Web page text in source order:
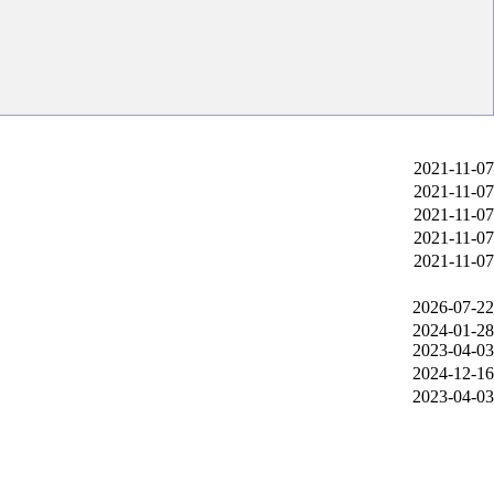
2021-11-07
2021-11-07
2021-11-07
2021-11-07
2021-11-07
2026-07-22
2024-01-28
2023-04-03
2024-12-16
2023-04-03